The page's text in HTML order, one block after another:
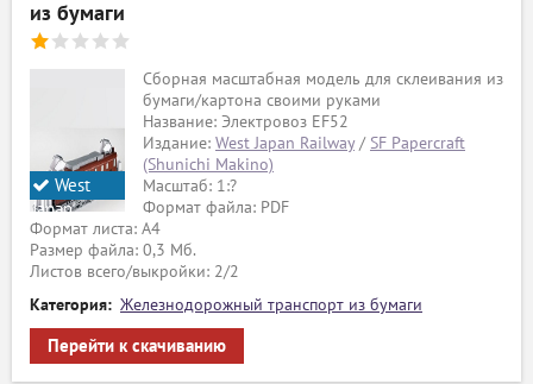
из бумаги
West
Japan
Railway
Сборная масштабная модель для склеивания из
бумаги/картона своими руками
Название: Электровоз EF52
Издание: West Japan Railway/ SF Papercraft
(Shunichi Makino)
Масштаб: 1:?
Формат файла: PDF
Формат листа: А4
Размер файла: 0,3 Мб.
Листов всего/выкройки: 2/2
Категория: Железнодорожный транспорт из бумаги
Перейти к скачиванию